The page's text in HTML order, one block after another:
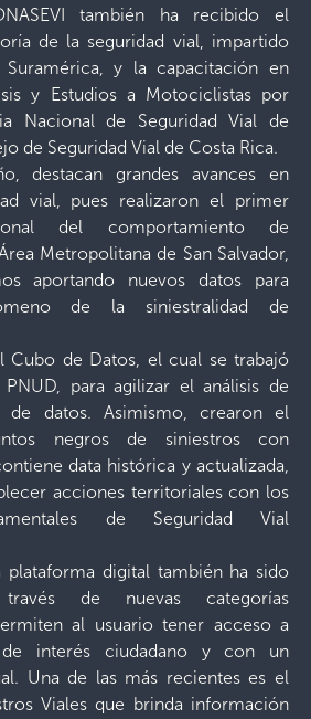
también ha recibido el
de la seguridad vial, impartido
y la capacitación en
y Estudios a Motociclistas por
Nacional de Seguridad Vial de
de Seguridad Vial de Costa Rica.
destacan grandes avances en
vial, pues realizaron el primer
del comportamiento de
Metropolitana de San Salvador,
aportando nuevos datos para
de la siniestralidad de
Cubo de Datos, el cual se trabajó
para agilizar el análisis de
de datos. Asimismo, crearon el
negros de siniestros con
data histórica y actualizada,
acciones territoriales con los
de Seguridad Vial
plataforma digital también ha sido
de nuevas categorías
al usuario tener acceso a
de interés ciudadano y con un
Una de las más recientes es el
Viales que brinda información